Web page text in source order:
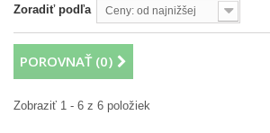
Zoradiť podľa Ceny: od najnižšej
POROVNAŤ (0)
Zobraziť 1 - 6 z 6 položiek